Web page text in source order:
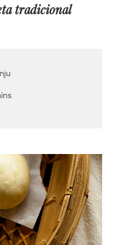
tradicional